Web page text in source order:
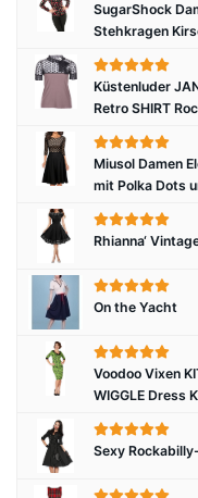
SugarShock
Stehkragen
Küstenluder
Retro SHIRT
Miusol Damen
mit Polka Dots
Rhianna‘
On the Yacht
Voodoo Vixen
WIGGLE Dress
Sexy